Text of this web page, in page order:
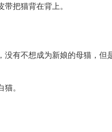
把猫背在背上。
有不想成为新娘的母猫，但
。